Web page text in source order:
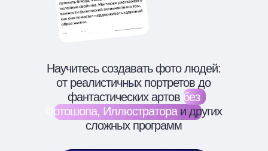
Научитесь создавать фото людей:
от реалистичных портретов до
фантастических артов без
Фотошопа, Иллюстратораи других
сложных программ